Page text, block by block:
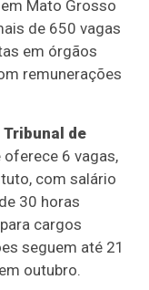
Mato Grosso
de 650 vagas
em órgãos
remunerações
Tribunal de
oferece 6 vagas,
com salário
30 horas
cargos
seguem até 21
outubro.